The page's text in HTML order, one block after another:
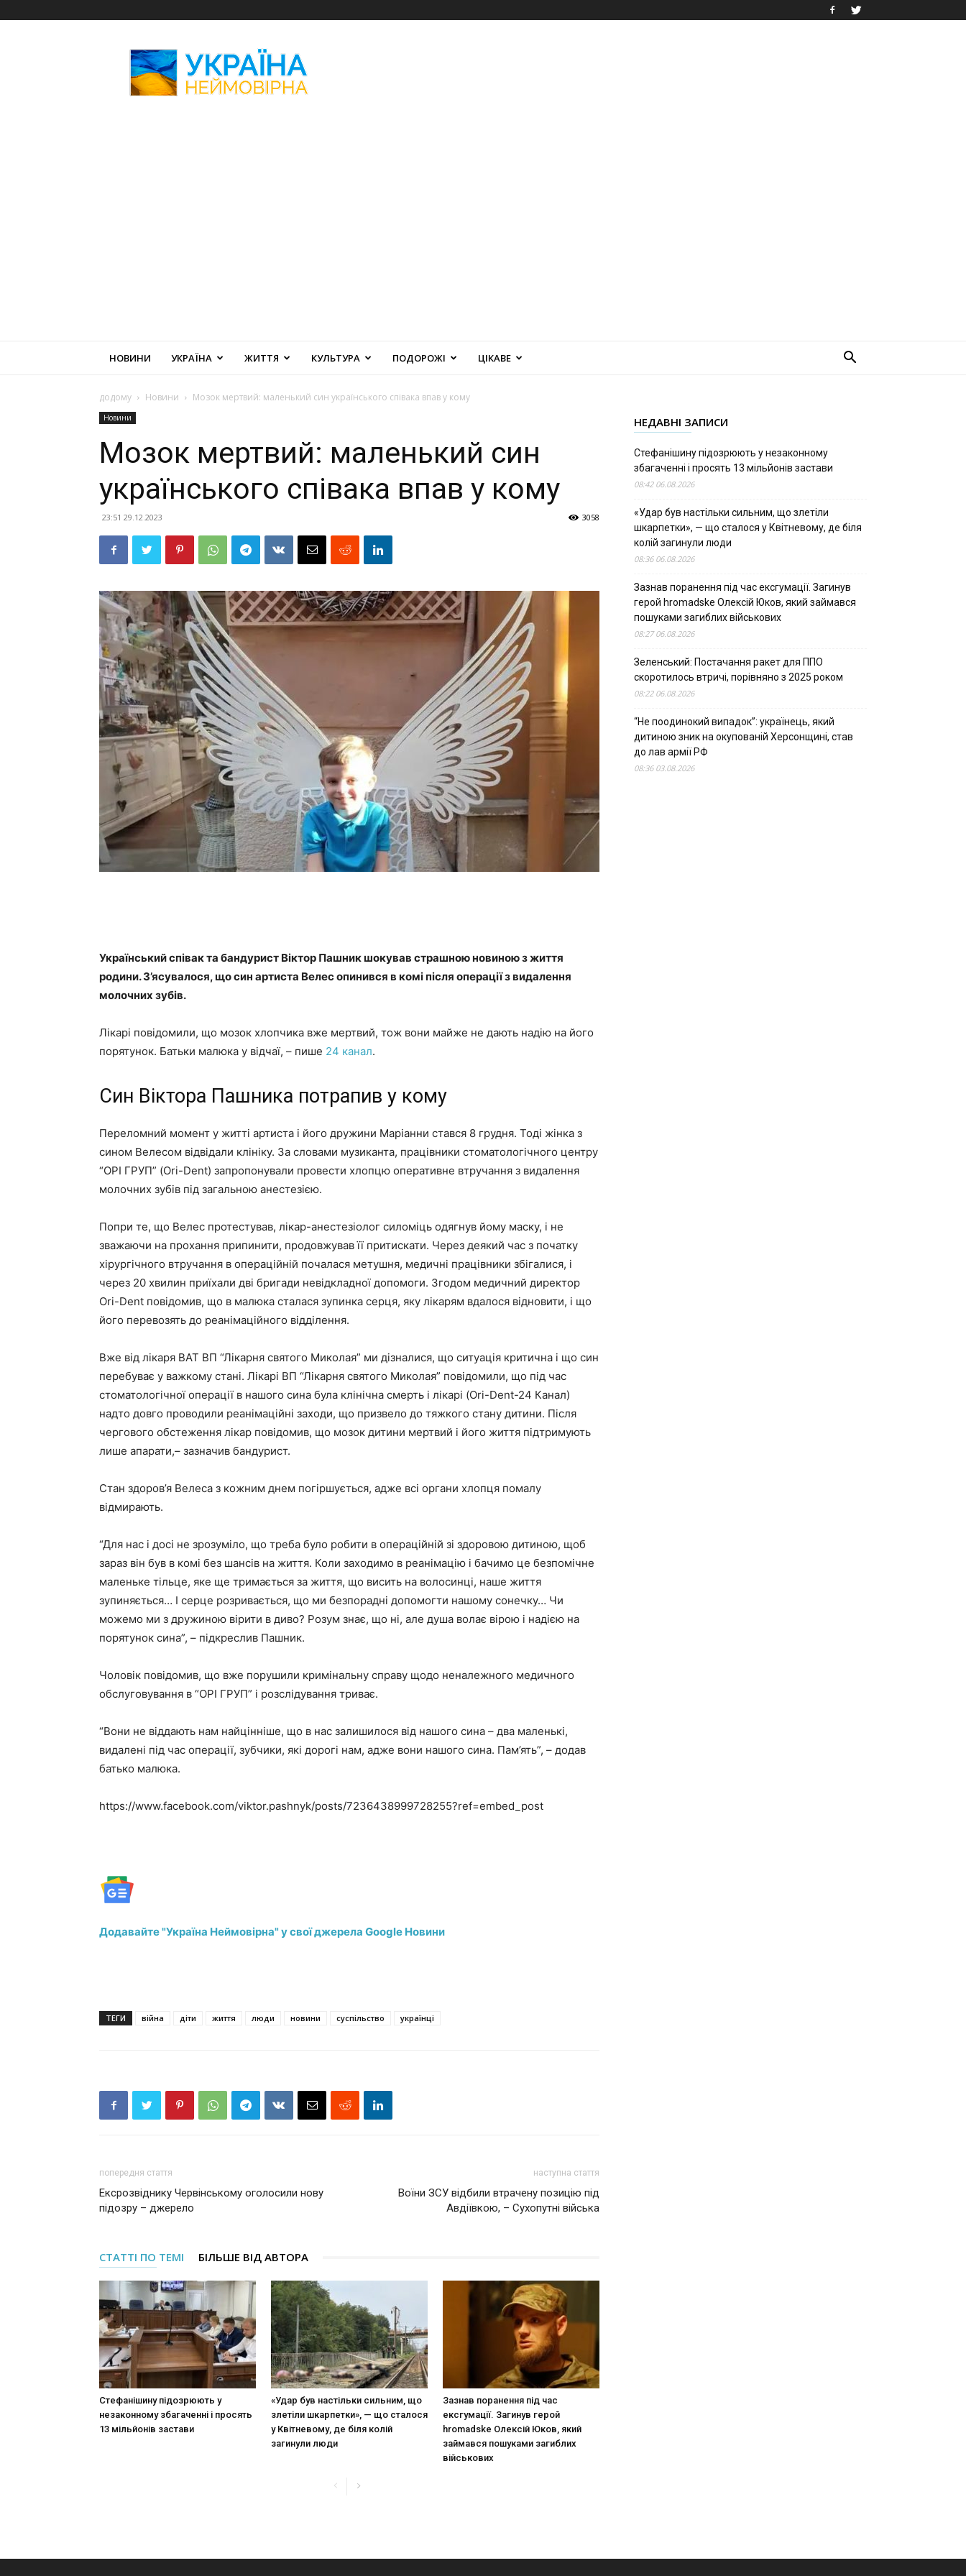
Неймовірна
НОВИНИ УКРАЇНА ЖИТТЯ КУЛЬТУРА ПОДОРОЖІ ЦІКАВЕ
додому Новини Мозок мертвий: маленький син українського співака впав у кому
Новини
Мозок мертвий: маленький син
українського співака впав у кому
23:51 29.12.2023 3058
Український співак та бандурист Віктор Пашник шокував страшною новиною з життя
родини. З’ясувалося, що син артиста Велес опинився в комі після операції з видалення
молочних зубів.
Лікарі повідомили, що мозок хлопчика вже мертвий, тож вони майже не дають надію на його
порятунок. Батьки малюка у відчаї, – пише 24 канал.
Син Віктора Пашника потрапив у кому
Переломний момент у житті артиста і його дружини Маріанни стався 8 грудня. Тоді жінка з
сином Велесом відвідали клініку. За словами музиканта, працівники стоматологічного центру
“ОРІ ГРУП” (Ori-Dent) запропонували провести хлопцю оперативне втручання з видалення
молочних зубів під загальною анестезією.
Попри те, що Велес протестував, лікар-анестезіолог силоміць одягнув йому маску, і не
зважаючи на прохання припинити, продовжував її притискати. Через деякий час з початку
хірургічного втручання в операційній почалася метушня, медичні працівники збігалися, і
через 20 хвилин приїхали дві бригади невідкладної допомоги. Згодом медичний директор
Ori-Dent повідомив, що в малюка сталася зупинка серця, яку лікарям вдалося відновити, і що
його перевозять до реанімаційного відділення.
Вже від лікаря ВАТ ВП “Лікарня святого Миколая” ми дізналися, що ситуація критична і що син
перебуває у важкому стані. Лікарі ВП “Лікарня святого Миколая” повідомили, що під час
стоматологічної операції в нашого сина була клінічна смерть і лікарі (Ori-Dent-24 Канал)
надто довго проводили реанімаційні заходи, що призвело до тяжкого стану дитини. Після
чергового обстеження лікар повідомив, що мозок дитини мертвий і його життя підтримують
лише апарати,– зазначив бандурист.
Стан здоров’я Велеса з кожним днем погіршується, адже всі органи хлопця помалу
відмирають.
“Для нас і досі не зрозуміло, що треба було робити в операційній зі здоровою дитиною, щоб
зараз він був в комі без шансів на життя. Коли заходимо в реанімацію і бачимо це безпомічне
маленьке тільце, яке ще тримається за життя, що висить на волосинці, наше життя
зупиняється… І серце розривається, що ми безпорадні допомогти нашому сонечку… Чи
можемо ми з дружиною вірити в диво? Розум знає, що ні, але душа волає вірою і надією на
порятунок сина”, – підкреслив Пашник.
Чоловік повідомив, що вже порушили кримінальну справу щодо неналежного медичного
обслуговування в “ОРІ ГРУП” і розслідування триває.
“Вони не віддають нам найцінніше, що в нас залишилося від нашого сина – два маленькі,
видалені під час операції, зубчики, які дорогі нам, адже вони нашого сина. Пам’ять”, – додав
батько малюка.
https://www.facebook.com/viktor.pashnyk/posts/7236438999728255?ref=embed_post
Додавайте "Україна Неймовірна" у свої джерела Google Новини
ТЕГИ війна діти життя люди новини суспільство українці
попередня стаття
Ексрозвіднику Червінському оголосили нову
підозру – джерело
наступна стаття
Воїни ЗСУ відбили втрачену позицію під
Авдіївкою, – Сухопутні війська
СТАТТІ ПО ТЕМІ БІЛЬШЕ ВІД АВТОРА
Стефанішину підозрюють у
незаконному збагаченні і просять
13 мільйонів застави
«Удар був настільки сильним, що
злетіли шкарпетки», — що сталося
у Квітневому, де біля колій
загинули люди
Зазнав поранення під час
ексгумації. Загинув герой
hromadske Олексій Юков, який
займався пошуками загиблих
військових
НЕДАВНІ ЗАПИСИ
Стефанішину підозрюють у незаконному
збагаченні і просять 13 мільйонів застави
08:42 06.08.2026
«Удар був настільки сильним, що злетіли
шкарпетки», — що сталося у Квітневому, де біля
колій загинули люди
08:36 06.08.2026
Зазнав поранення під час ексгумації. Загинув
герой hromadske Олексій Юков, який займався
пошуками загиблих військових
08:27 06.08.2026
Зеленський: Постачання ракет для ППО
скоротилось втричі, порівняно з 2025 роком
08:22 06.08.2026
“Не поодинокий випадок”: українець, який
дитиною зник на окупованій Херсонщині, став
до лав армії РФ
08:36 03.08.2026